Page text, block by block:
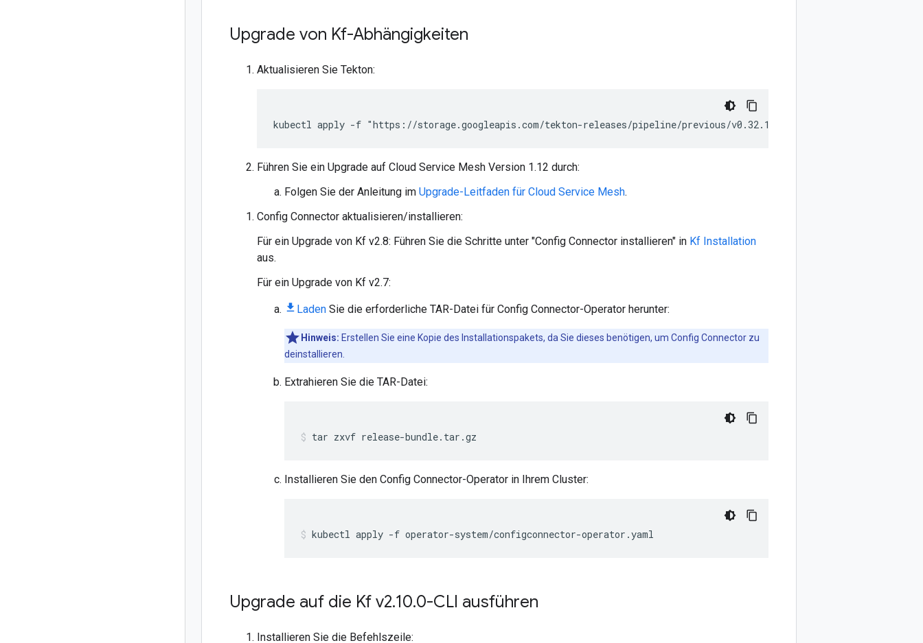
Upgrade von Kf-Abhängigkeiten
Aktualisieren Sie Tekton:
kubectl apply -f "https://storage.googleapis.com/tekton-releases/pipeline/previous/v0.32.1/release.yaml"
Führen Sie ein Upgrade auf Cloud Service Mesh Version 1.12 durch:
Folgen Sie der Anleitung im Upgrade-Leitfaden für Cloud Service Mesh.
Config Connector aktualisieren/installieren:
Für ein Upgrade von Kf v2.8: Führen Sie die Schritte unter "Config Connector installieren" in Kf Installation
aus.
Für ein Upgrade von Kf v2.7:
Laden Sie die erforderliche TAR-Datei für Config Connector-Operator herunter:
Hinweis: Erstellen Sie eine Kopie des Installationspakets, da Sie dieses benötigen, um Config Connector zu
deinstallieren.
Extrahieren Sie die TAR-Datei:
tar zxvf release-bundle.tar.gz
Installieren Sie den Config Connector-Operator in Ihrem Cluster:
kubectl apply -f operator-system/configconnector-operator.yaml
Upgrade auf die Kf v2.10.0-CLI ausführen
Installieren Sie die Befehlszeile: